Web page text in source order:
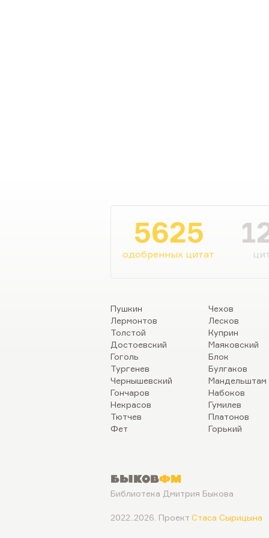
5625
одобренных цитат
Пушкин
Лермонтов
Толстой
Достоевский
Гоголь
Тургенев
Чернышевский
Гончаров
Некрасов
Тютчев
Фет
Чехов
Лесков
Куприн
Маяковский
Блок
Булгаков
Мандельштам
Набоков
Гумилев
Платонов
Горький
БыковФМ
Библиотека Дмитрия Быкова
2022..2026. Проект Стаса Сырицына